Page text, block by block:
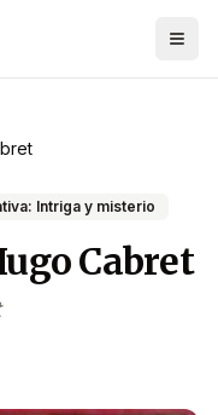
Intriga y misterio
Cabret